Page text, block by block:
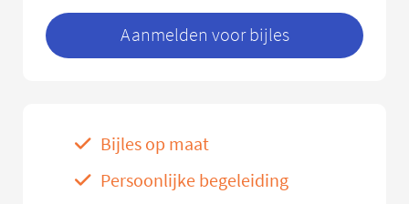
Aanmelden voor bijles
Bijles op maat
Persoonlijke begeleiding